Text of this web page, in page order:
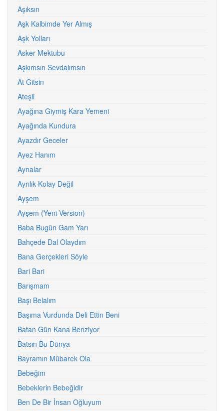
Aşıksın
Aşk Kalbimde Yer Almış
Aşk Yolları
Asker Mektubu
Aşkımsın Sevdalımsın
At Gitsin
Ateşli
Ayağına Giymiş Kara Yemeni
Ayağında Kundura
Ayazdır Geceler
Ayez Hanım
Aynalar
Ayrılık Kolay Değil
Ayşem
Ayşem (Yeni Version)
Baba Bugün Gam Yarı
Bahçede Dal Olaydım
Bana Gerçekleri Söyle
Bari Bari
Barışmam
Başı Belalım
Başıma Vurdunda Deli Ettin Beni
Batan Gün Kana Benziyor
Batsın Bu Dünya
Bayramın Mübarek Ola
Bebeğim
Bebeklerin Bebeğidir
Ben De Bir İnsan Oğluyum